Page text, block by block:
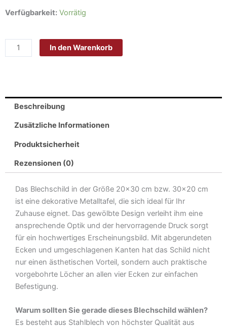
Verfügbarkeit: Vorrätig
Schild
Germany
Achtung
Metall
Deko
Schild
In den Warenkorb
Beschreibung
Zusätzliche Informationen
Produktsicherheit
Rezensionen (0)
Das Blechschild in der Größe 20×30 cm bzw. 30×20 cm
ist eine dekorative Metalltafel, die sich ideal für Ihr
Zuhause eignet. Das gewölbte Design verleiht ihm eine
ansprechende Optik und der hervorragende Druck sorgt
für ein hochwertiges Erscheinungsbild. Mit abgerundeten
Ecken und umgeschlagenen Kanten hat das Schild nicht
nur einen ästhetischen Vorteil, sondern auch praktische
vorgebohrte Löcher an allen vier Ecken zur einfachen
Befestigung.
Warum sollten Sie gerade dieses Blechschild wählen?
Es besteht aus Stahlblech von höchster Qualität aus